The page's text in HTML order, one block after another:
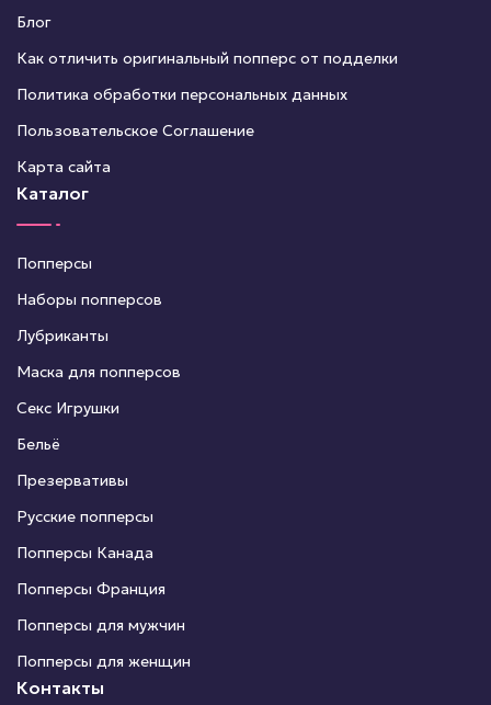
Блог
Как отличить оригинальный попперс от подделки
Политика обработки персональных данных
Пользовательское Соглашение
Карта сайта
Каталог
Попперсы
Наборы попперсов
Лубриканты
Маска для попперсов
Секс Игрушки
Бельё
Презервативы
Русские попперсы
Попперсы Канада
Попперсы Франция
Попперсы для мужчин
Попперсы для женщин
Контакты